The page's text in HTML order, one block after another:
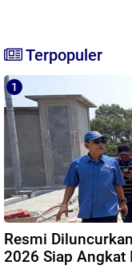
Terpopuler
Resmi
2026 Siap Angkat